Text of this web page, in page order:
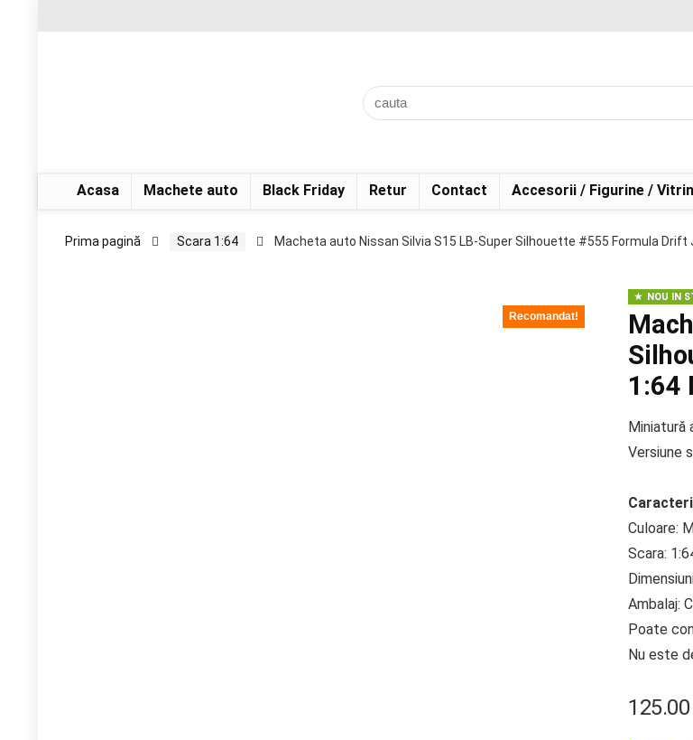
Acasa Machete auto Black Friday Retur Contact Accesorii / Figurine /
Prima pagină Scara 1:64 Macheta auto Nissan Silvia S15 LB-Super Silhouette #555 Formula Drift
Recomandat!
NOU IN
1:64
Miniatură
Versiune
Culoare:
Scara:
Ambalaj:
Poate
Nu este
125.00